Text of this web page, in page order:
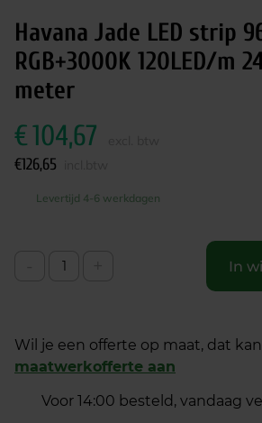
Havana Jade LED strip
RGB+3000K 120LED/m
meter
€104,67
€126,65
Levertijd 4-6 werkdagen
In
Wil je een offerte op maat, dat
maatwerkofferte aan
Voor 14:00 besteld, vandaag